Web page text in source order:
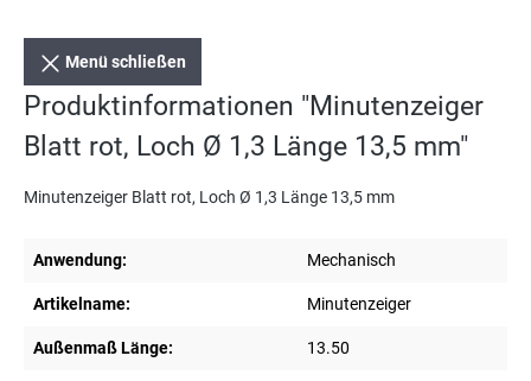
Menü schließen
Produktinformationen "Minutenzeiger
Blatt rot, Loch Ø 1,3 Länge 13,5 mm"
Minutenzeiger Blatt rot, Loch Ø 1,3 Länge 13,5 mm
Anwendung: Mechanisch
Artikelname: Minutenzeiger
Außenmaß Länge: 13.50